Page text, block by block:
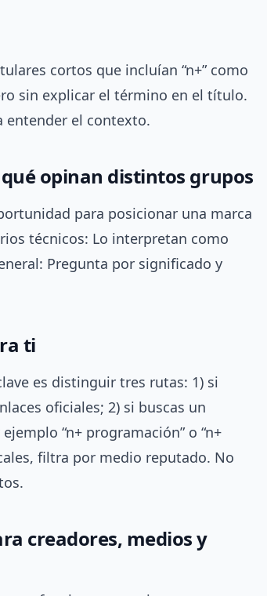
cortos que incluían “n+” como
sin explicar el término en el título.
entender el contexto.
opinan distintos grupos
para posicionar una marca
técnicos: Lo interpretan como
Pregunta por significado y
ti
es distinguir tres rutas: 1) si
oficiales; 2) si buscas un
“n+ programación” o “n+
filtra por medio reputado. No
creadores, medios y